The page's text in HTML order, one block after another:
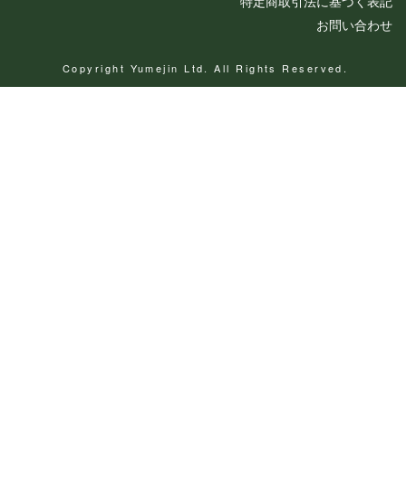
お問い合わせ
Copyright Yumejin Ltd. All Rights Reserved.